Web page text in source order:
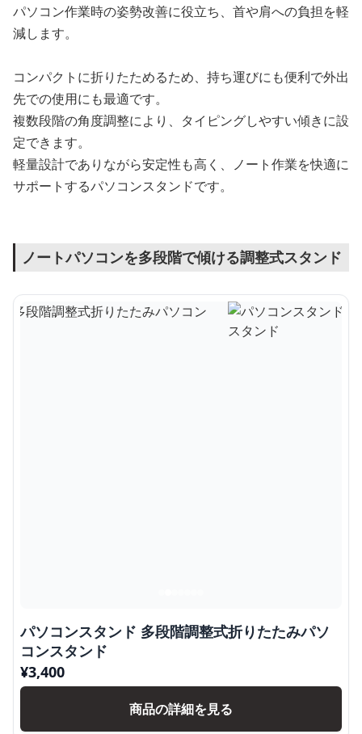
パソコン作業時の姿勢改善に役立ち、首や肩への負担を軽
減します。
コンパクトに折りたためるため、持ち運びにも便利で外出
先での使用にも最適です。
複数段階の角度調整により、タイピングしやすい傾きに設
定できます。
軽量設計でありながら安定性も高く、ノート作業を快適に
サポートするパソコンスタンドです。
ノートパソコンを多段階で傾ける調整式スタンド
パソコンスタンド 多段階調整式折りたたみパソ
コンスタンド
¥3,400
商品の詳細を見る